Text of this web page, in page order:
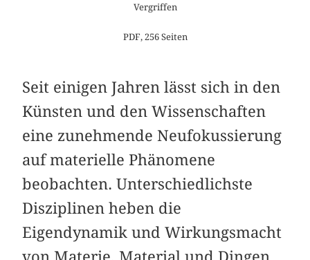
Vergriffen
PDF, 256 Seiten
Seit einigen Jahren lässt sich in den
Künsten und den Wissenschaften
eine zunehmende Neufokussierung
auf materielle Phänomene
beobachten. Unterschiedlichste
Disziplinen heben die
Eigendynamik und Wirkungsmacht